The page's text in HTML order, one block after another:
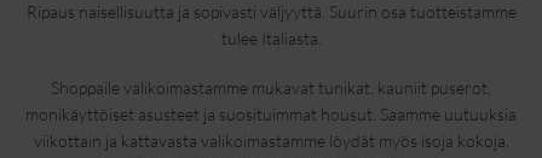
Ripaus naisellisuutta ja sopivasti väljyyttä. Suurin osa tuotteistamme
tulee Italiasta.
Shoppaile valikoimastamme mukavat tunikat, kauniit puserot,
monikäyttöiset asusteet ja suosituimmat housut. Saamme uutuuksia
viikottain ja kattavasta valikoimastamme löydät myös isoja kokoja.